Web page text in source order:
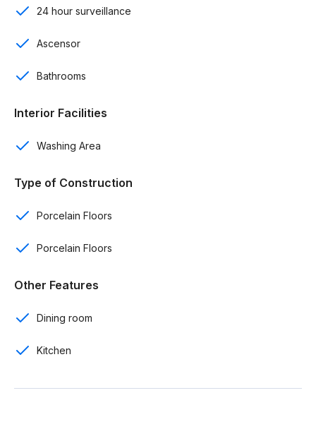
Áreas sociales
Cancha multiusos
Piscina
Área de juegos
Cocina con tope de granito
Piso interior porcelanato importado
Perfilería de ventas de aluminio
Grifería de alta calidad
24 hour surveillance
Ascensor
Bathrooms
Interior Facilities
Washing Area
Type of Construction
Porcelain Floors
Porcelain Floors
Other Features
Dining room
Kitchen